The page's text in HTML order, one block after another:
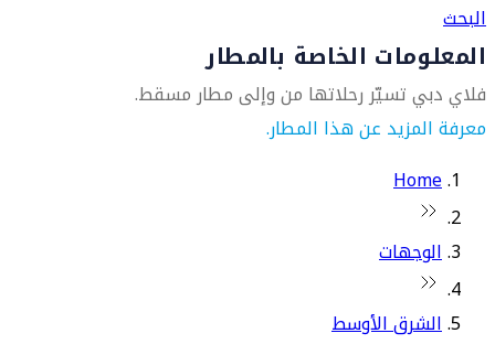
البحث
المعلومات الخاصة بالمطار
فلاي دبي تسيّر رحلاتها من وإلى مطار مسقط.
معرفة المزيد عن هذا المطار.
Home
الوجهات
الشرق الأوسط